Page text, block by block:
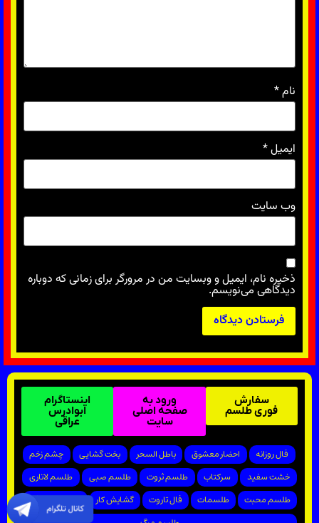
نام*
ایمیل*
وب‌ سایت
ذخیره نام، ایمیل و وبسایت من در مرورگر برای زمانی که دوباره
دیدگاهی می‌نویسم.
سفارش
فوری طلسم
ورود به
صفحه اصلی
سایت
اینستاگرام
ابوادرس
عراقی
فال روزانه احضار معشوق باطل السحر بخت گشایی
چشم زخم
خشت سفید
سرکتاب طلسم ثروت طلسم صبی
طلسم لاتاری
طلسم محبت
طلسمات فال تاروت گشایش کار
پیروزی در دادگاه